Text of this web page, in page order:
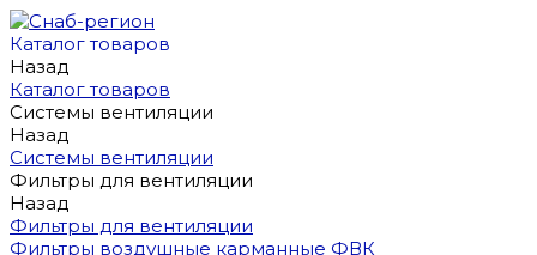
Каталог товаров
Назад
Каталог товаров
Системы вентиляции
Назад
Системы вентиляции
Фильтры для вентиляции
Назад
Фильтры для вентиляции
Фильтры воздушные карманные ФВК